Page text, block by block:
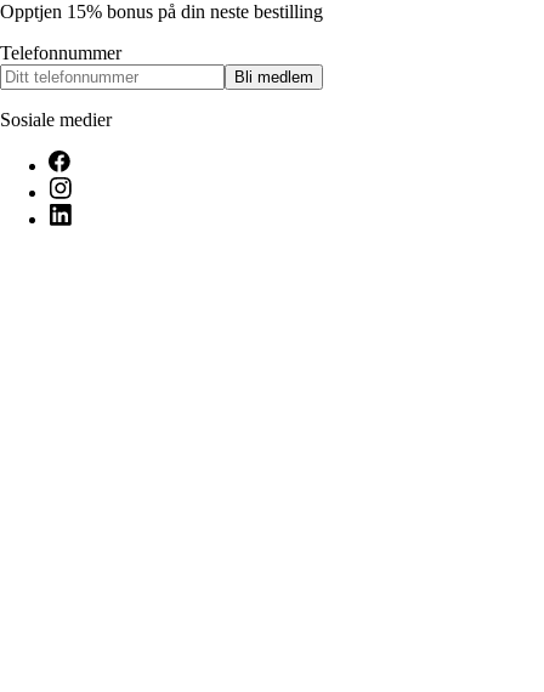
Opptjen 15% bonus på din neste bestilling
Telefonnummer
Bli medlem
Sosiale medier